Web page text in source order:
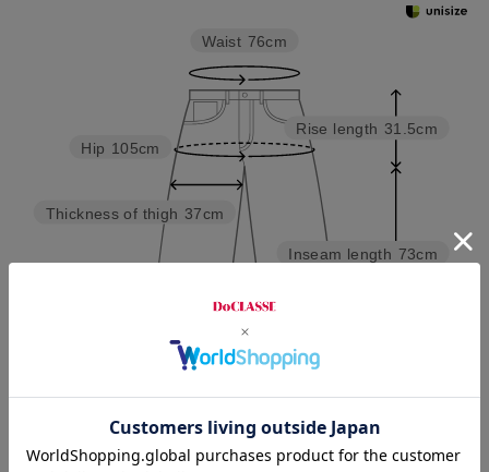
Inseam length 73cm
Rise length 31.5cm
Hem width
Thickness of thigh 37cm
Hip 105cm
Waist 76cm
S M L